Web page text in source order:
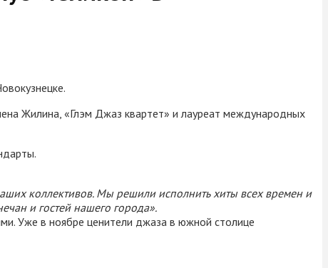
Жилина, «Глэм Джаз квартет» и лауреат международных
коллективов. Мы решили исполнить хиты всех времен и
и гостей нашего города».
Уже в ноябре ценители джаза в южной столице